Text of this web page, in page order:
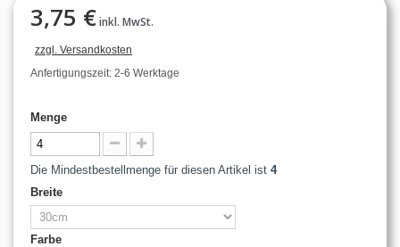
3,75 €inkl. MwSt.
zzgl. Versandkosten
Anfertigungszeit: 2-6 Werktage
Menge
Die Mindestbestellmenge für diesen Artikel ist 4
Breite
Farbe